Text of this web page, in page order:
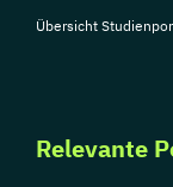
Übersicht
Relevante